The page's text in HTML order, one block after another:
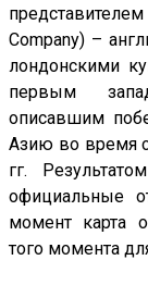
Company) –
лондонскими
первым
описавшим
Азию во время
гг.
официальные
момент карта
того момента